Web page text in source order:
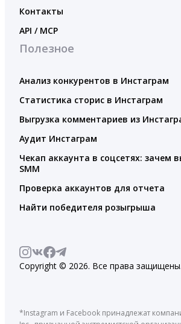
Контакты
API / MCP
Полезное
Анализ конкурентов в Инстаграм
Статистика сторис в Инстаграм
Выгрузка комментариев из
Аудит Инстаграм
Чекап аккаунта в соцсетях: зачем
SMM
Проверка аккаунтов для отчета
Найти победителя розыгрыша
Copyright © 2026. Все права защищены.
*Instagram и Facebook принадлежат